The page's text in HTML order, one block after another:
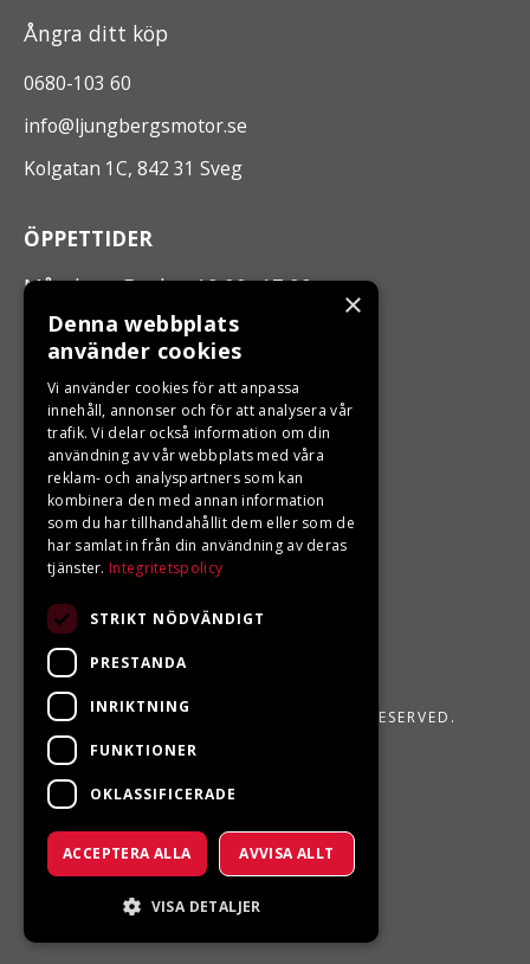
Ångra ditt köp
0680-103 60
info@ljungbergsmotor.se
Kolgatan 1C, 842 31 Sveg
ÖPPETTIDER
Måndag - Fredag 10.00 -17.00
LJUNGBERGS MOTOR
Din BRP återförsäljare i Sveg!
LJUNGBERGS MOTOR 2026. ALL RIGHTS RESERVED.
POWERED BY EMPORI CMS
×
Denna webbplats
använder cookies
Vi använder cookies för att anpassa
innehåll, annonser och för att analysera vår
trafik. Vi delar också information om din
användning av vår webbplats med våra
reklam- och analyspartners som kan
kombinera den med annan information
som du har tillhandahållit dem eller som de
har samlat in från din användning av deras
tjänster. Integritetspolicy
STRIKT NÖDVÄNDIGT
PRESTANDA
INRIKTNING
FUNKTIONER
OKLASSIFICERADE
ACCEPTERA ALLA AVVISA ALLT
VISA DETALJER